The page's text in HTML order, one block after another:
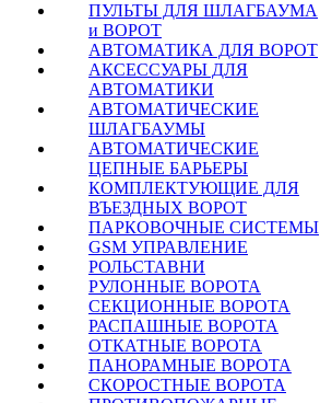
ПУЛЬТЫ ДЛЯ ШЛАГБАУМА
и ВОРОТ
АВТОМАТИКА ДЛЯ ВОРОТ
АКСЕССУАРЫ ДЛЯ
АВТОМАТИКИ
АВТОМАТИЧЕСКИЕ
ШЛАГБАУМЫ
АВТОМАТИЧЕСКИЕ
ЦЕПНЫЕ БАРЬЕРЫ
КОМПЛЕКТУЮЩИЕ ДЛЯ
ВЪЕЗДНЫХ ВОРОТ
ПАРКОВОЧНЫЕ СИСТЕМЫ
GSM УПРАВЛЕНИЕ
РОЛЬСТАВНИ
РУЛОННЫЕ ВОРОТА
СЕКЦИОННЫЕ ВОРОТА
РАСПАШНЫЕ ВОРОТА
ОТКАТНЫЕ ВОРОТА
ПАНОРАМНЫЕ ВОРОТА
СКОРОСТНЫЕ ВОРОТА